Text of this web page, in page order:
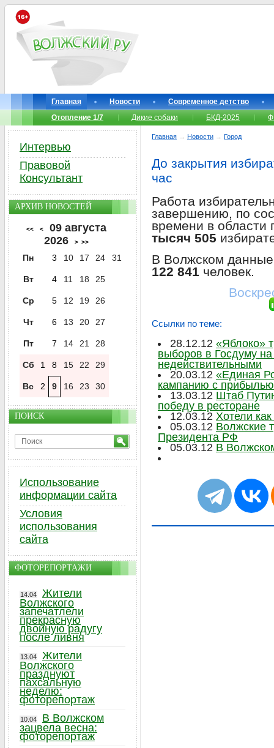
Главная Новости
Современное детство
Отопление 1/7
Дикие собаки БКД-2025
Главная → Новости → Город
До закрытия
час
Работа
завершению, по
времени в области
тысяч 505
В Волжском
122 841 человек.
Ссылки по теме:
28.12.12 «Яблоко»
выборов в Госдуму
недействительными
20.03.12 «Единая
кампанию с прибылью
13.03.12 Штаб
победу в ресторане
12.03.12 Хотели
05.03.12 Волжские
Президента РФ
05.03.12 В
Интервью
Правовой
Консультант
АРХИВ НОВОСТЕЙ
<< <
09 августа
2026
> >>
Пн 3 10 17 24 31
Вт 4 11 18 25
Ср 5 12 19 26
Чт 6 13 20 27
Пт 7 14 21 28
Сб 1 8 15 22 29
Вс 2 9 16 23 30
ПОИСК
Использование
информации сайта
Условия
использования
сайта
ФОТОРЕПОРТАЖИ
14.04
Жители
Волжского
запечатлели
прекрасную
двойную радугу
после ливня
13.04
Жители
Волжского
празднуют
пахсальную
неделю:
фоторепортаж
10.04
В Волжском
зацвела весна:
фоторепортаж